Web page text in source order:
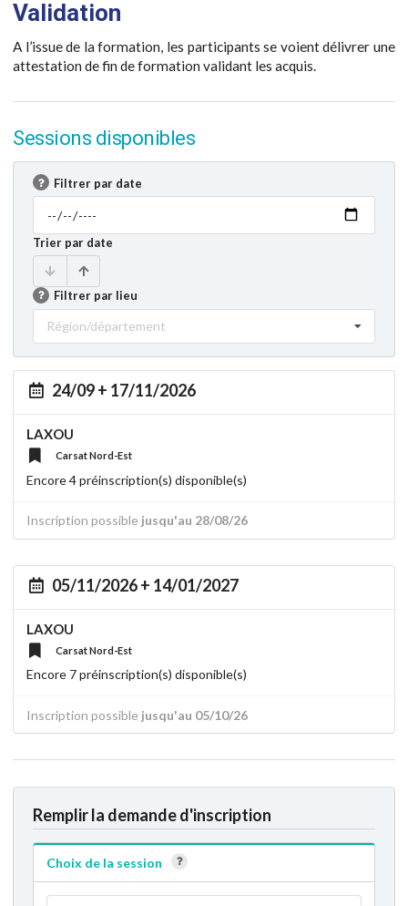
Validation
A l’issue de la formation, les participants se voient délivrer une
attestation de fin de formation validant les acquis.
Sessions disponibles
Filtrer par date
Trier par date
Filtrer par lieu
Région/département
24/09 + 17/11/2026
LAXOU
Carsat Nord-Est
Encore 4 préinscription(s) disponible(s)
Inscription possible jusqu'au 28/08/26
05/11/2026 + 14/01/2027
LAXOU
Carsat Nord-Est
Encore 7 préinscription(s) disponible(s)
Inscription possible jusqu'au 05/10/26
Remplir la demande d'inscription
Choix de la session